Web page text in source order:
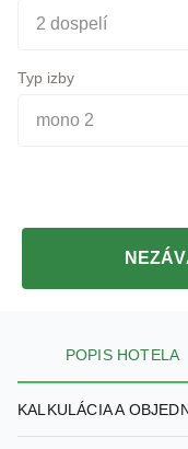
Typ izby
mono 2
KALKULÁCIA A
DOKUMENTY